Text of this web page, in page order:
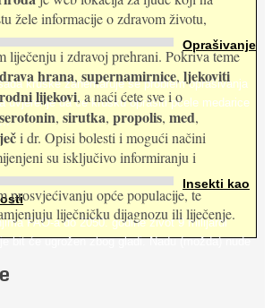
Oprašivanje
kruške zanemaruje se problem oprašivanja
uvjerenje da će krušku oprašiti pčele medarice
Insekti kao
FAO-a do 2050. godine život 9 milijardi
bit će ugrožen zbog gladi. Nadu (možda) nude
žele informacije o zdravom životu,
liječenju i zdravoj prehrani. Pokriva teme
hrana, supernamirnice, ljekoviti
lijekovi, a naći ćete sve i o
serotonin, sirutka, propolis, med,
i dr. Opisi bolesti i mogući načini
su isključivo informiranju i
prosvjećivanju opće populacije, te
liječničku dijagnozu ili liječenje.